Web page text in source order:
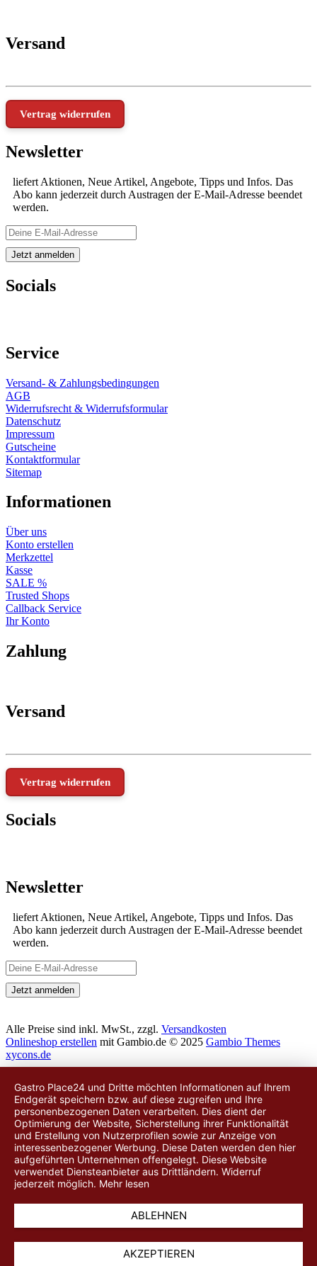
Versand
Vertrag widerrufen
Newsletter
liefert Aktionen, Neue Artikel, Angebote, Tipps und Infos. Das
Abo kann jederzeit durch Austragen der E-Mail-Adresse beendet
werden.
Socials
Service
Versand- & Zahlungsbedingungen
AGB
Widerrufsrecht & Widerrufsformular
Datenschutz
Impressum
Gutscheine
Kontaktformular
Sitemap
Informationen
Über uns
Konto erstellen
Merkzettel
Kasse
SALE %
Trusted Shops
Callback Service
Ihr Konto
Zahlung
Versand
Vertrag widerrufen
Socials
Newsletter
liefert Aktionen, Neue Artikel, Angebote, Tipps und Infos. Das
Abo kann jederzeit durch Austragen der E-Mail-Adresse beendet
werden.
Alle Preise sind inkl. MwSt., zzgl. Versandkosten
Onlineshop erstellen mit Gambio.de © 2025 Gambio Themes
xycons.de
Gastro Place24 und Dritte möchten Informationen auf Ihrem
Endgerät speichern bzw. auf diese zugreifen und Ihre
personenbezogenen Daten verarbeiten. Dies dient der
Optimierung der Website, Sicherstellung ihrer Funktionalität
und Erstellung von Nutzerprofilen sowie zur Anzeige von
interessenbezogener Werbung. Diese Daten werden den hier
aufgeführten Unternehmen offengelegt. Diese Website
verwendet Diensteanbieter aus Drittländern. Widerruf
jederzeit möglich. Mehr lesen
ABLEHNEN
AKZEPTIEREN